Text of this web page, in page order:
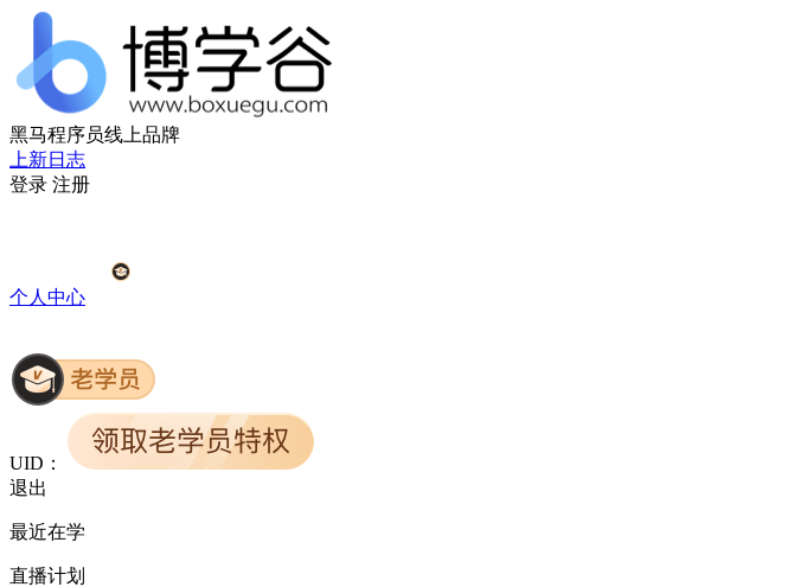
黑马程序员线上品牌
上新日志
登录 注册
个人中心
UID：
退出
最近在学
直播计划